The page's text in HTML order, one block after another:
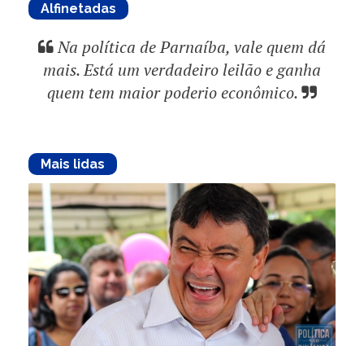
Alfinetadas
Na política de Parnaíba, vale quem dá
mais. Está um verdadeiro leilão e ganha
quem tem maior poderio econômico.
Mais lidas